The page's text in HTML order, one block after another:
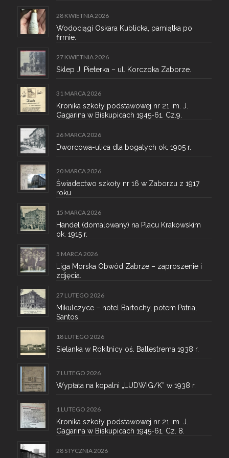
28 KWIETNIA 2026
Wodociągi Oskara Kublicka, pamiątka po
firmie.
27 KWIETNIA 2026
Sklep J. Pieterka – ul. Korczoka Zaborze.
31 MARCA 2026
Kronika szkoły podstawowej nr 21 im. J.
Gagarina w Biskupicach 1945-61. Cz.9.
26 MARCA 2026
Dworcowa-ulica dla bogatych ok. 1905 r.
20 MARCA 2026
Świadectwo szkoły nr 16 w Zaborzu z 1917
roku.
15 MARCA 2026
Handel (domalowany) na Placu Krakowskim
ok. 1915 r.
5 MARCA 2026
Liga Morska Obwód Zabrze – zaproszenie i
zdjęcia.
27 LUTEGO 2026
Mikulczyce – hotel Bartochy, potem Patria,
Santos.
18 LUTEGO 2026
Sielanka w Rokitnicy oś. Ballestrema 1938 r.
7 LUTEGO 2026
Wypłata na kopalni „LUDWIG/K” w 1938 r.
1 LUTEGO 2026
Kronika szkoły podstawowej nr 21 im. J.
Gagarina w Biskupicach 1945-61. Cz. 8.
28 STYCZNIA 2026